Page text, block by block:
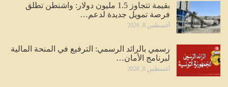
بقيمة تتجاوز 1.5 مليون دولار: واشنطن تطلق
فرصة تمويل جديدة لدعم…
أغسطس 8, 2026
رسمي بالرائد الرسمي: الترفيع في المنحة المالية
لبرنامج الأمان…
أغسطس 8, 2026